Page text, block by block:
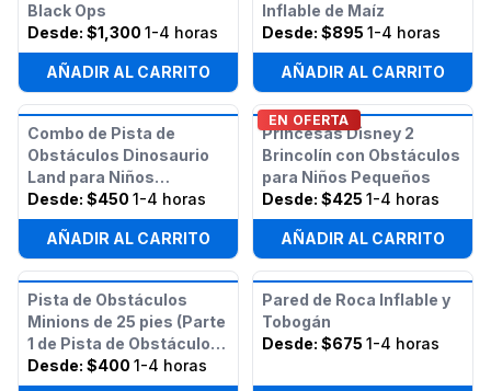
Black Ops
Desde: $1,300 1-4 horas
AÑADIR AL CARRITO
Inflable de Maíz
Desde: $895 1-4 horas
AÑADIR AL CARRITO
Combo de Pista de
Obstáculos Dinosaurio
Land para Niños
Pequeños
Desde: $450 1-4 horas
AÑADIR AL CARRITO
EN OFERTA
Princesas Disney 2
Brincolín con Obstáculos
para Niños Pequeños
Desde: $425 1-4 horas
AÑADIR AL CARRITO
Pista de Obstáculos
Minions de 25 pies (Parte
1 de Pista de Obstáculos
Minions de 50 pies)
Desde: $400 1-4 horas
Pared de Roca Inflable y
Tobogán
Desde: $675 1-4 horas